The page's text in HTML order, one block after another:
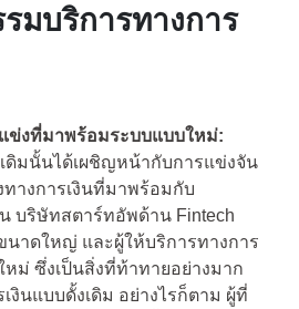
มบริการทางการ
ข่งที่มาพร้อมระบบแบบใหม่:
ดิมนั้นได้เผชิญหน้ากับการแข่งจัน
างการเงินที่มาพร้อมกับ
บริษัทสตาร์ทอัพด้าน Fintech
นาดใหญ่ และผู้ให้บริการทางการ
หม่ ซึ่งเป็นสิ่งที่ท้าทายอย่างมาก
งินแบบดั้งเดิม อย่างไรก็ตาม ผู้ที่